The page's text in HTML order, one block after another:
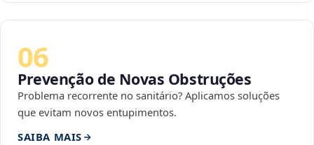
06
Prevenção de Novas Obstruções
Problema recorrente no sanitário? Aplicamos soluções
que evitam novos entupimentos.
SAIBA MAIS